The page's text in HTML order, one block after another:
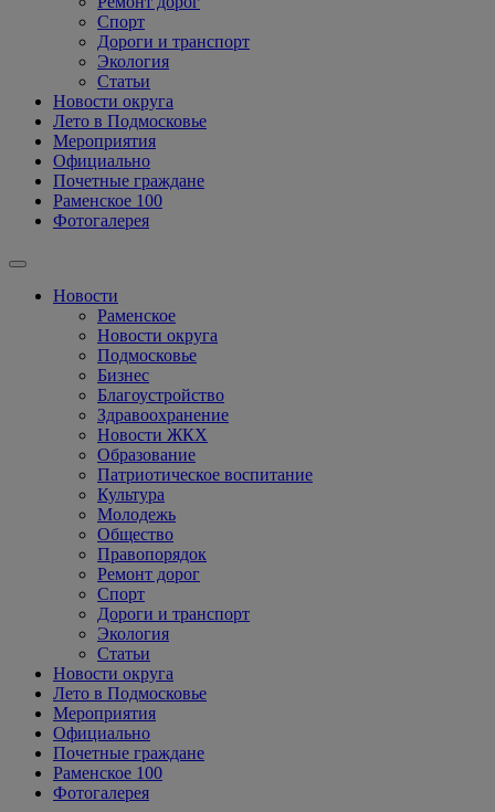
Спорт
Дороги и транспорт
Экология
Статьи
Новости округа
Лето в Подмосковье
Мероприятия
Официально
Почетные граждане
Раменское 100
Фотогалерея
Новости
Раменское
Новости округа
Подмосковье
Бизнес
Благоустройство
Здравоохранение
Новости ЖКХ
Образование
Патриотическое воспитание
Культура
Молодежь
Общество
Правопорядок
Ремонт дорог
Спорт
Дороги и транспорт
Экология
Статьи
Новости округа
Лето в Подмосковье
Мероприятия
Официально
Почетные граждане
Раменское 100
Фотогалерея